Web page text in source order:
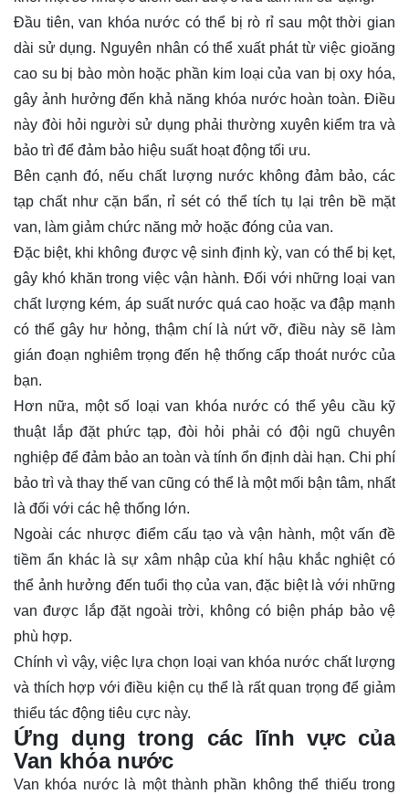
Đầu tiên, van khóa nước có thể bị rò rỉ sau một thời gian
dài sử dụng. Nguyên nhân có thể xuất phát từ việc gioăng
cao su bị bào mòn hoặc phần kim loại của van bị oxy hóa,
gây ảnh hưởng đến khả năng khóa nước hoàn toàn. Điều
này đòi hỏi người sử dụng phải thường xuyên kiểm tra và
bảo trì để đảm bảo hiệu suất hoạt động tối ưu.
Bên cạnh đó, nếu chất lượng nước không đảm bảo, các
tạp chất như cặn bẩn, rỉ sét có thể tích tụ lại trên bề mặt
van, làm giảm chức năng mở hoặc đóng của van.
Đặc biệt, khi không được vệ sinh định kỳ, van có thể bị kẹt,
gây khó khăn trong việc vận hành. Đối với những loại van
chất lượng kém, áp suất nước quá cao hoặc va đập mạnh
có thể gây hư hỏng, thậm chí là nứt vỡ, điều này sẽ làm
gián đoạn nghiêm trọng đến hệ thống cấp thoát nước của
bạn.
Hơn nữa, một số loại van khóa nước có thể yêu cầu kỹ
thuật lắp đặt phức tạp, đòi hỏi phải có đội ngũ chuyên
nghiệp để đảm bảo an toàn và tính ổn định dài hạn. Chi phí
bảo trì và thay thế van cũng có thể là một mối bận tâm, nhất
là đối với các hệ thống lớn.
Ngoài các nhược điểm cấu tạo và vận hành, một vấn đề
tiềm ẩn khác là sự xâm nhập của khí hậu khắc nghiệt có
thể ảnh hưởng đến tuổi thọ của van, đặc biệt là với những
van được lắp đặt ngoài trời, không có biện pháp bảo vệ
phù hợp.
Chính vì vậy, việc lựa chọn loại van khóa nước chất lượng
và thích hợp với điều kiện cụ thể là rất quan trọng để giảm
thiểu tác động tiêu cực này.
Ứng dụng trong các lĩnh vực của
Van khóa nước
Van khóa nước là một thành phần không thể thiếu trong